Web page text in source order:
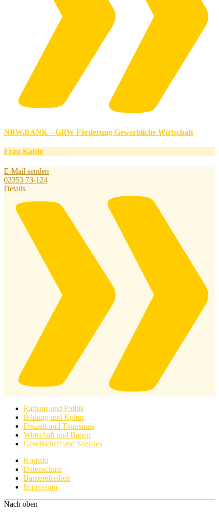
NRW.BANK – GRW Förderung Gewerbliche Wirtschaft
Frau Kaisig
E-Mail senden
02353 73-124
Details
Rathaus und Politik
Bildung und Kultur
Freizeit und Tourismus
Wirtschaft und Bauen
Gesellschaft und Soziales
Kontakt
Datenschutz
Barrierefreiheit
Impressum
Nach oben